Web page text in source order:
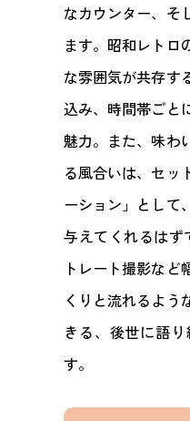
なカウンター、そ
ます。昭和レトロ
な雰囲気が共存す
込み、時間帯ごと
魅力。また、味わ
る風合いは、セッ
ーション」として
与えてくれるはず
トレート撮影など
くりと流れるよう
きる、後世に語
す。